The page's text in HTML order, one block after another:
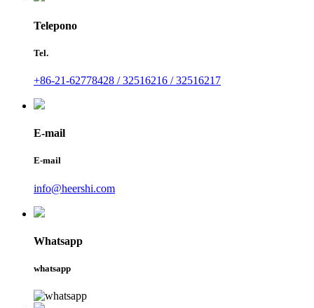
Telepono
Tel.
+86-21-62778428 / 32516216 / 32516217
E-mail
E-mail
info@heershi.com
Whatsapp
whatsapp